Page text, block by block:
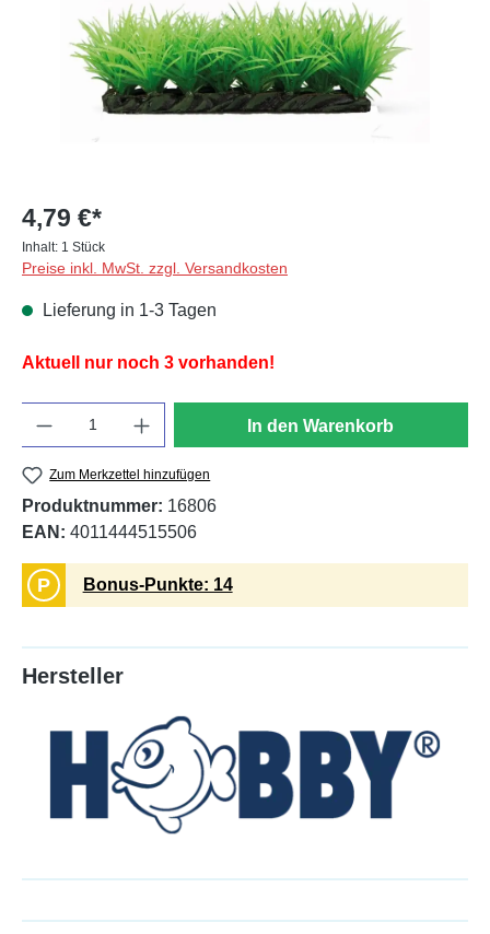
4,79 €*
Inhalt: 1 Stück
Preise inkl. MwSt. zzgl. Versandkosten
Lieferung in 1-3 Tagen
Aktuell nur noch 3 vorhanden!
In den Warenkorb
Zum Merkzettel hinzufügen
Produktnummer: 16806
EAN: 4011444515506
P Bonus-Punkte: 14
Hersteller